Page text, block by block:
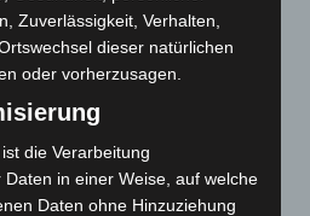
aus der Region
seit Auftreten der ersten
42.024Menschen
Zuverlässigkeit, Verhalten,
dieser natürlichen
oder vorherzusagen.
die Verarbeitung
in einer Weise, auf welche
Daten ohne Hinzuziehung